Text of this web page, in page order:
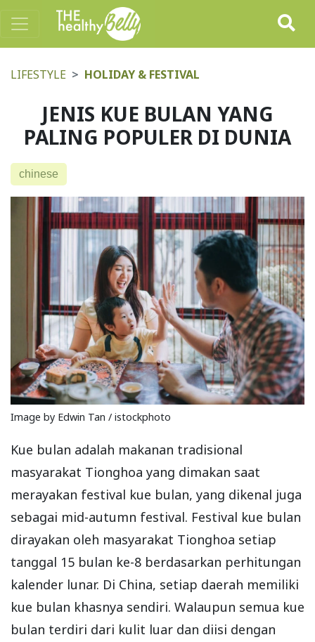
LIFESTYLE HOLIDAY & FESTIVAL
JENIS KUE BULAN YANG
PALING POPULER DI DUNIA
chinese
Image by Edwin Tan / istockphoto
Kue bulan adalah makanan tradisional
masyarakat Tionghoa yang dimakan saat
merayakan festival kue bulan, yang dikenal juga
sebagai mid-autumn festival. Festival kue bulan
dirayakan oleh masyarakat Tionghoa setiap
tanggal 15 bulan ke-8 berdasarkan perhitungan
kalender lunar. Di China, setiap daerah memiliki
kue bulan khasnya sendiri. Walaupun semua kue
bulan terdiri dari kulit luar dan diisi dengan